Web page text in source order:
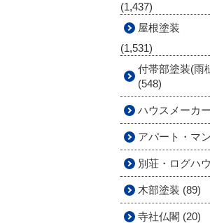
(1,437)
屋根塗装
(1,531)
付帯部塗装(雨
(548)
ハウスメーカ
アパート・マ
別荘・ログハ
木部塗装 (89)
寺社仏閣 (20)